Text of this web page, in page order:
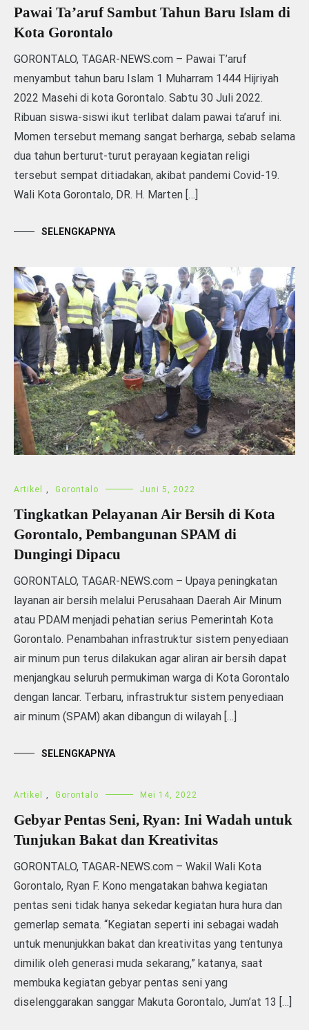
Pawai Ta’aruf Sambut Tahun Baru Islam di
Kota Gorontalo
GORONTALO, TAGAR-NEWS.com – Pawai T’aruf
menyambut tahun baru Islam 1 Muharram 1444 Hijriyah
2022 Masehi di kota Gorontalo. Sabtu 30 Juli 2022.
Ribuan siswa-siswi ikut terlibat dalam pawai ta’aruf ini.
Momen tersebut memang sangat berharga, sebab selama
dua tahun berturut-turut perayaan kegiatan religi
tersebut sempat ditiadakan, akibat pandemi Covid-19.
Wali Kota Gorontalo, DR. H. Marten […]
SELENGKAPNYA
Artikel , Gorontalo Juni 5, 2022
Tingkatkan Pelayanan Air Bersih di Kota
Gorontalo, Pembangunan SPAM di
Dungingi Dipacu
GORONTALO, TAGAR-NEWS.com – Upaya peningkatan
layanan air bersih melalui Perusahaan Daerah Air Minum
atau PDAM menjadi pehatian serius Pemerintah Kota
Gorontalo. Penambahan infrastruktur sistem penyediaan
air minum pun terus dilakukan agar aliran air bersih dapat
menjangkau seluruh permukiman warga di Kota Gorontalo
dengan lancar. Terbaru, infrastruktur sistem penyediaan
air minum (SPAM) akan dibangun di wilayah […]
SELENGKAPNYA
Artikel , Gorontalo Mei 14, 2022
Gebyar Pentas Seni, Ryan: Ini Wadah untuk
Tunjukan Bakat dan Kreativitas
GORONTALO, TAGAR-NEWS.com – Wakil Wali Kota
Gorontalo, Ryan F. Kono mengatakan bahwa kegiatan
pentas seni tidak hanya sekedar kegiatan hura hura dan
gemerlap semata. “Kegiatan seperti ini sebagai wadah
untuk menunjukkan bakat dan kreativitas yang tentunya
dimilik oleh generasi muda sekarang,” katanya, saat
membuka kegiatan gebyar pentas seni yang
diselenggarakan sanggar Makuta Gorontalo, Jum’at 13 […]